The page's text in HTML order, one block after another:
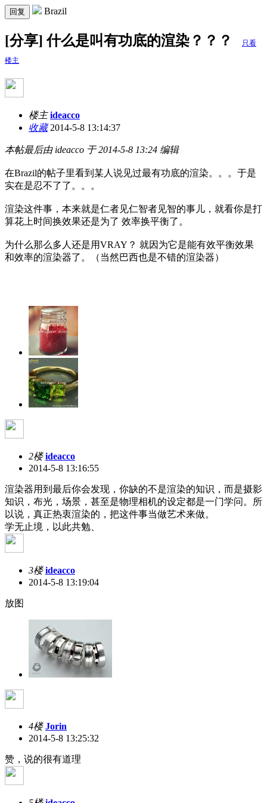
回复 Brazil
[分享] 什么是叫有功底的渲染？？？ 只看
楼主
楼主 ideacco
收藏2014-5-8 13:14:37
本帖最后由 ideacco 于 2014-5-8 13:24 编辑
在Brazil的帖子里看到某人说见过最有功底的渲染。。。于是
实在是忍不了了。。。
渲染这件事，本来就是仁者见仁智者见智的事儿，就看你是打
算花上时间换效果还是为了 效率换平衡了。
为什么那么多人还是用VRAY？ 就因为它是能有效平衡效果
和效率的渲染器了。（当然巴西也是不错的渲染器）
2楼 ideacco
2014-5-8 13:16:55
渲染器用到最后你会发现，你缺的不是渲染的知识，而是摄影
知识，布光，场景，甚至是物理相机的设定都是一门学问。所
以说，真正热衷渲染的，把这件事当做艺术来做。
学无止境，以此共勉、
3楼 ideacco
2014-5-8 13:19:04
放图
4楼 Jorin
2014-5-8 13:25:32
赞，说的很有道理